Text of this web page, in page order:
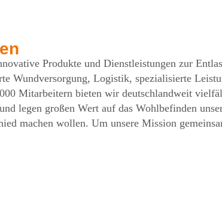
Produkte und Dienstleistungen zur
Wundversorgung, Logistik, spezialisierte
Mitarbeitern bieten wir deutschlandweit
legen großen Wert auf das Wohlbefinden
machen wollen. Um unsere Mission